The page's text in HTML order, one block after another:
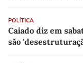
POLÍTICA
Caiado diz em
são